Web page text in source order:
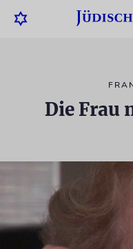
Die Frau